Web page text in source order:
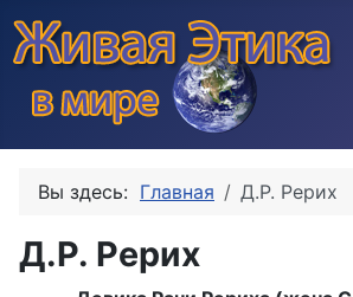
Вы здесь: Главная Д.Р. Рерих
Д.Р. Рерих